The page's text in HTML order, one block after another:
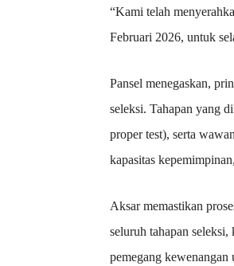
“Kami telah
Februari 2026, untuk
Pansel menegaskan,
seleksi. Tahapan yang
proper test), serta
kapasitas
Aksar memastikan
seluruh tahapan
pemegang